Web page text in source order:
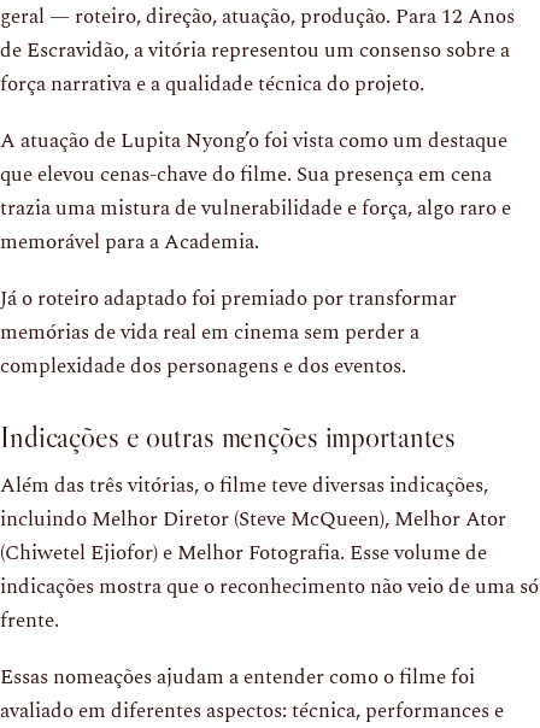
geral — roteiro, direção, atuação, produção. Para 12 Anos
de Escravidão, a vitória representou um consenso sobre a
força narrativa e a qualidade técnica do projeto.
A atuação de Lupita Nyong’o foi vista como um destaque
que elevou cenas-chave do filme. Sua presença em cena
trazia uma mistura de vulnerabilidade e força, algo raro e
memorável para a Academia.
Já o roteiro adaptado foi premiado por transformar
memórias de vida real em cinema sem perder a
complexidade dos personagens e dos eventos.
Indicações e outras menções importantes
Além das três vitórias, o filme teve diversas indicações,
incluindo Melhor Diretor (Steve McQueen), Melhor Ator
(Chiwetel Ejiofor) e Melhor Fotografia. Esse volume de
indicações mostra que o reconhecimento não veio de uma só
frente.
Essas nomeações ajudam a entender como o filme foi
avaliado em diferentes aspectos: técnica, performances e